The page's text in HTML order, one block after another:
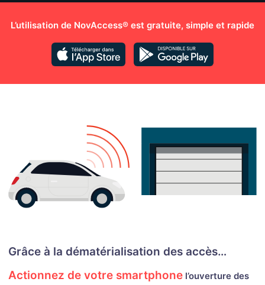
L’utilisation de NovAccess® est gratuite, simple et rapide
Grâce à la dématérialisation des accès…
Actionnez de votre smartphone l’ouverture des